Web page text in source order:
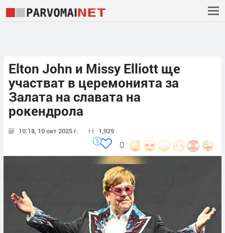
Elton John и Missy Elliott ще
участват в церемонията за
Залата на славата на
рокендрола
10:18, 10 окт 2025 г. 1,929
0
0